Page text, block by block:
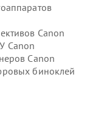
Canon
Canon
Canon
биноклей